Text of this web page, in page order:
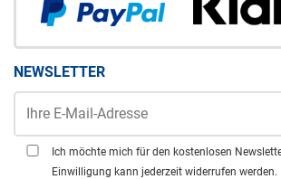
NEWSLETTER
Ich möchte mich für den kostenlosen
Einwilligung kann jederzeit widerrufen werden.